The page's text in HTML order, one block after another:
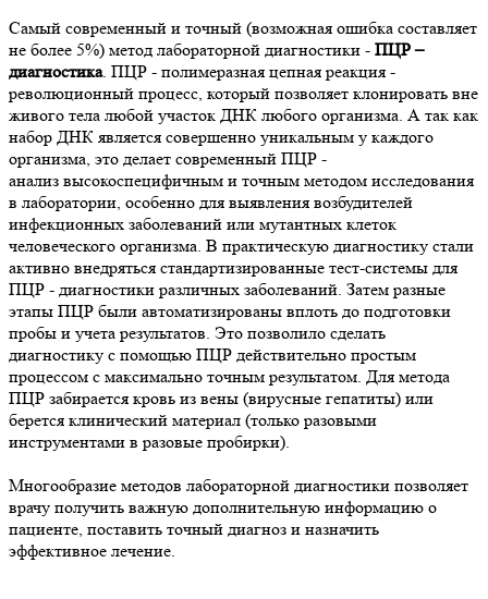
Самый современный и точный (возможная ошибка составляет
не более 5%) метод лабораторной диагностики - ПЦР –
диагностика. ПЦР - полимеразная цепная реакция -
революционный процесс, который позволяет клонировать вне
живого тела любой участок ДНК любого организма. А так как
набор ДНК является совершенно уникальным у каждого
организма, это делает современный ПЦР -
анализ высокоспецифичным и точным методом исследования
в лаборатории, особенно для выявления возбудителей
инфекционных заболеваний или мутантных клеток
человеческого организма. В практическую диагностику стали
активно внедряться стандартизированные тест-системы для
ПЦР - диагностики различных заболеваний. Затем разные
этапы ПЦР были автоматизированы вплоть до подготовки
пробы и учета результатов. Это позволило сделать
диагностику с помощью ПЦР действительно простым
процессом с максимально точным результатом. Для метода
ПЦР забирается кровь из вены (вирусные гепатиты) или
берется клинический материал (только разовыми
инструментами в разовые пробирки).
Многообразие методов лабораторной диагностики позволяет
врачу получить важную дополнительную информацию о
пациенте, поставить точный диагноз и назначить
эффективное лечение.